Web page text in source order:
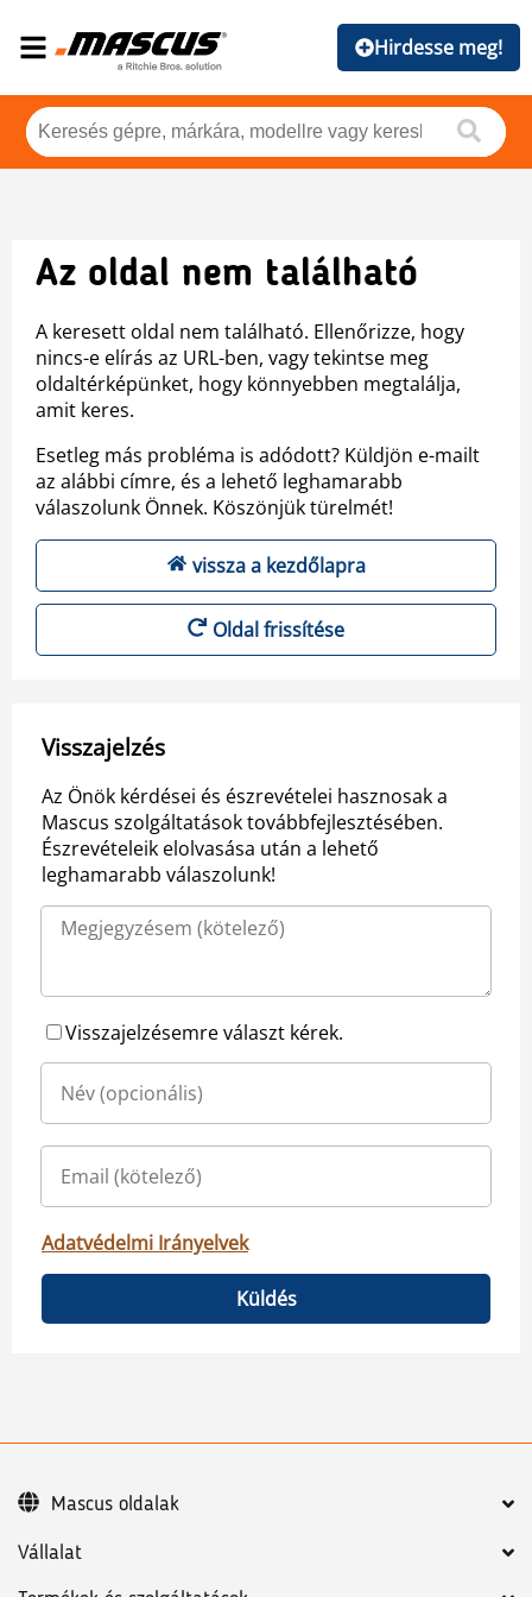
Hirdesse meg!
Az oldal nem található
A keresett oldal nem található. Ellenőrizze, hogy
nincs-e elírás az URL-ben, vagy tekintse meg
oldaltérképünket, hogy könnyebben megtalálja,
amit keres.
Esetleg más probléma is adódott? Küldjön e-mailt
az alábbi címre, és a lehető leghamarabb
válaszolunk Önnek. Köszönjük türelmét!
vissza a kezdőlapra
Oldal frissítése
Visszajelzés
Az Önök kérdései és észrevételei hasznosak a
Mascus szolgáltatások továbbfejlesztésében.
Észrevételeik elolvasása után a lehető
leghamarabb válaszolunk!
Visszajelzésemre választ kérek.
Adatvédelmi Irányelvek
Küldés
Vállalat
Mascus oldalak